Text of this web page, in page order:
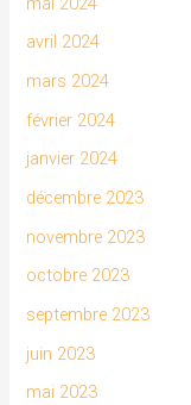
avril 2024
mars 2024
février 2024
janvier 2024
décembre 2023
novembre 2023
octobre 2023
septembre 2023
juin 2023
mai 2023